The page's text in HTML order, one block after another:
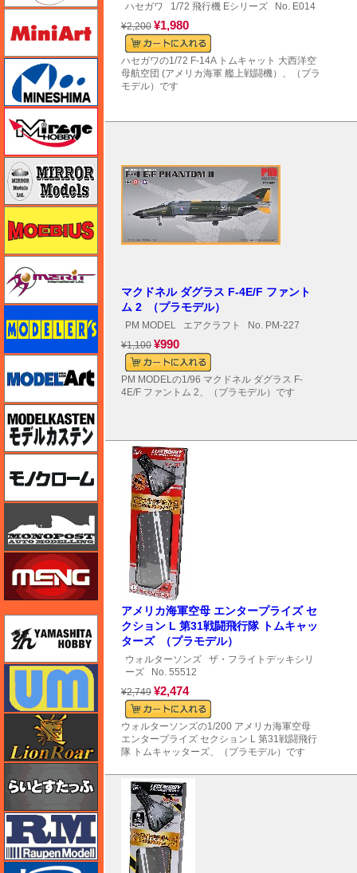
ハセガワ 1/72 飛行機 Eシリーズ No. E014
¥2,200 ¥1,980
ハセガワの1/72 F-14A トムキャット 大西洋空
母航空団 (アメリカ海軍 艦上戦闘機）、（プラ
モデル）です
マクドネル ダグラス F-4E/F ファント
ム 2 （プラモデル）
PM MODEL エアクラフト
No. PM-227
¥1,100 ¥990
PM MODELの1/96 マクドネル ダグラス F-
4E/F ファントム 2、（プラモデル）です
アメリカ海軍空母 エンタープライズ セ
クション L 第31戦闘飛行隊 トムキャッ
ターズ （プラモデル）
ウォルターソンズ
ザ・フライトデッキシリ
ーズ No. 55512
¥2,749 ¥2,474
ウォルターソンズの1/200 アメリカ海軍空母
エンタープライズ セクション L 第31戦闘飛行
隊 トムキャッターズ、（プラモデル）です
ミネシマ
ミラーモデルズ
メビウス
モデラーズ
モデルアート
モノクローム
モノポスト
モンモデル（MENG MODEL）
ユニモデル
ユニモデル
ライオンロア（LionRoar）
ラウペンモデル
リッチモデル